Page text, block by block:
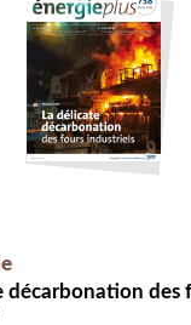
décarbonation des